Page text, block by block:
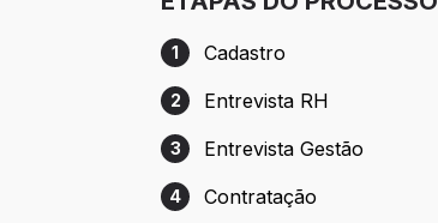
Etapa 1: Cadastro
1 Cadastro
Etapa 2: Entrevista RH
2 Entrevista RH
Etapa 3: Entrevista Gestão
3 Entrevista Gestão
Etapa 4: Contratação
4 Contratação